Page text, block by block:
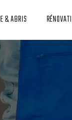
& ABRIS